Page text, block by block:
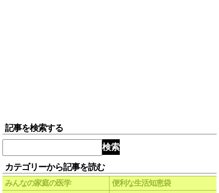
記事を検索する
検索
カテゴリーから記事を読む
みんなの家庭の医学 便利な生活知恵袋